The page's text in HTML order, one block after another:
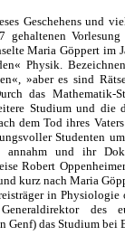
Geschehens und
gehaltenen
Maria Göppert im
Physik.
»aber es sind
das Mathematik-
Studium und die
dem Tod ihres
Studenten
annahm und ihr
Robert
kurz nach Maria
in
des
Genf) das Studium bei